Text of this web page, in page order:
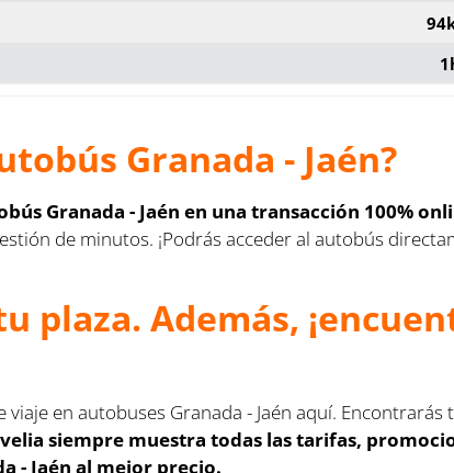
Granada - Jaén?
Granada - Jaén en una transacción 100%
de minutos. ¡Podrás acceder al autobús
plaza. Además,
en autobuses Granada - Jaén aquí.
siempre muestra todas las tarifas,
- Jaén al mejor precio.